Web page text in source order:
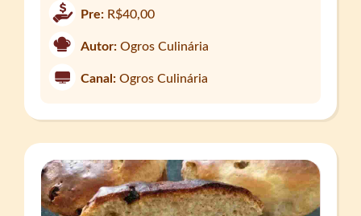
Pre: R$40,00
Autor: Ogros Culinária
Canal: Ogros Culinária